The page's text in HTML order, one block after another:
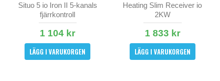
Situo 5 io Iron II 5-kanals
fjärrkontroll
1 104 kr
LÄGG I VARUKORGEN
Heating Slim Receiver io
2KW
1 833 kr
LÄGG I VARUKORGEN